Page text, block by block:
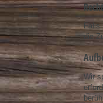
Falls
die
Wir